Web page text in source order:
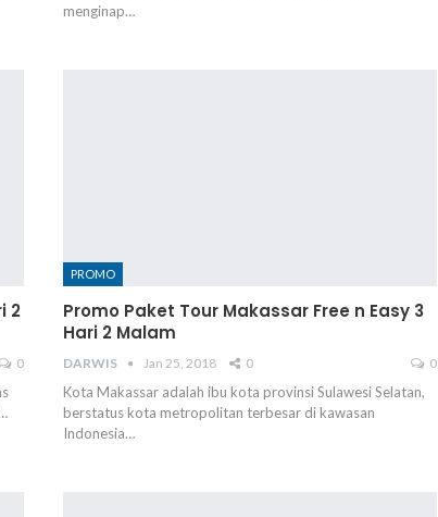
menginap…
2
0
PROMO
Promo Paket Tour Makassar Free n Easy 3
Hari 2 Malam
DARWIS Jan 25, 2018 0 0
Kota Makassar adalah ibu kota provinsi Sulawesi Selatan,
berstatus kota metropolitan terbesar di kawasan
Indonesia…